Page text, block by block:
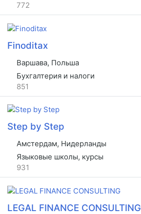
772
Finoditax
Варшава, Польша
Бухгалтерия и налоги
851
Step by Step
Амстердам, Нидерланды
Языковые школы, курсы
931
LEGAL FINANCE CONSULTING